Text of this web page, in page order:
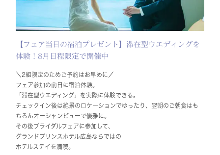
【フェア当日の宿泊プレゼント】滞在型ウエディングを
体験！8月日程限定で開催中
＼2組限定のためご予約はお早めに／
フェア参加の前日に宿泊体験。
「滞在型ウエディング」を実際に体験できる。
チェックイン後は絶景のロケーションでゆったり、翌朝のご朝食はも
ちろんオーシャンビューで優雅に。
その後ブライダルフェアに参加して、
グランドプリンスホテル広島ならではの
ホテルステイを満喫。